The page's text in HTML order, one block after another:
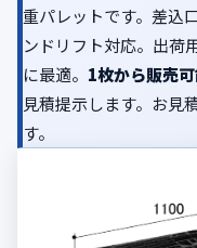
重パレットです。差込
ンドリフト対応。出荷
に最適。 1枚から販売
見積提示します。お見
す。